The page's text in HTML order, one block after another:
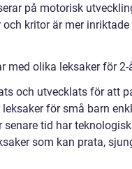
på motorisk
kritor är mer
med olika leksaker för 2-
och utvecklats för att
för små barn
senare tid har
som kan prata,